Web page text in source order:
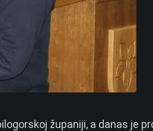
županiji, a danas je